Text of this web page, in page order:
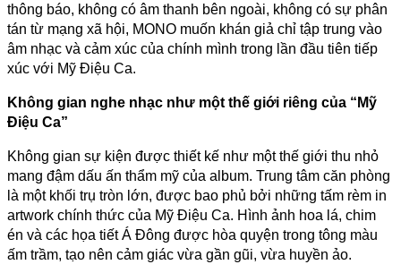
thông báo, không có âm thanh bên ngoài, không có sự phân
tán từ mạng xã hội, MONO muốn khán giả chỉ tập trung vào
âm nhạc và cảm xúc của chính mình trong lần đầu tiên tiếp
xúc với Mỹ Điệu Ca.
Không gian nghe nhạc như một thế giới riêng của “Mỹ
Điệu Ca”
Không gian sự kiện được thiết kế như một thế giới thu nhỏ
mang đậm dấu ấn thẩm mỹ của album. Trung tâm căn phòng
là một khối trụ tròn lớn, được bao phủ bởi những tấm rèm in
artwork chính thức của Mỹ Điệu Ca. Hình ảnh hoa lá, chim
én và các họa tiết Á Đông được hòa quyện trong tông màu
ấm trầm, tạo nên cảm giác vừa gần gũi, vừa huyền ảo.